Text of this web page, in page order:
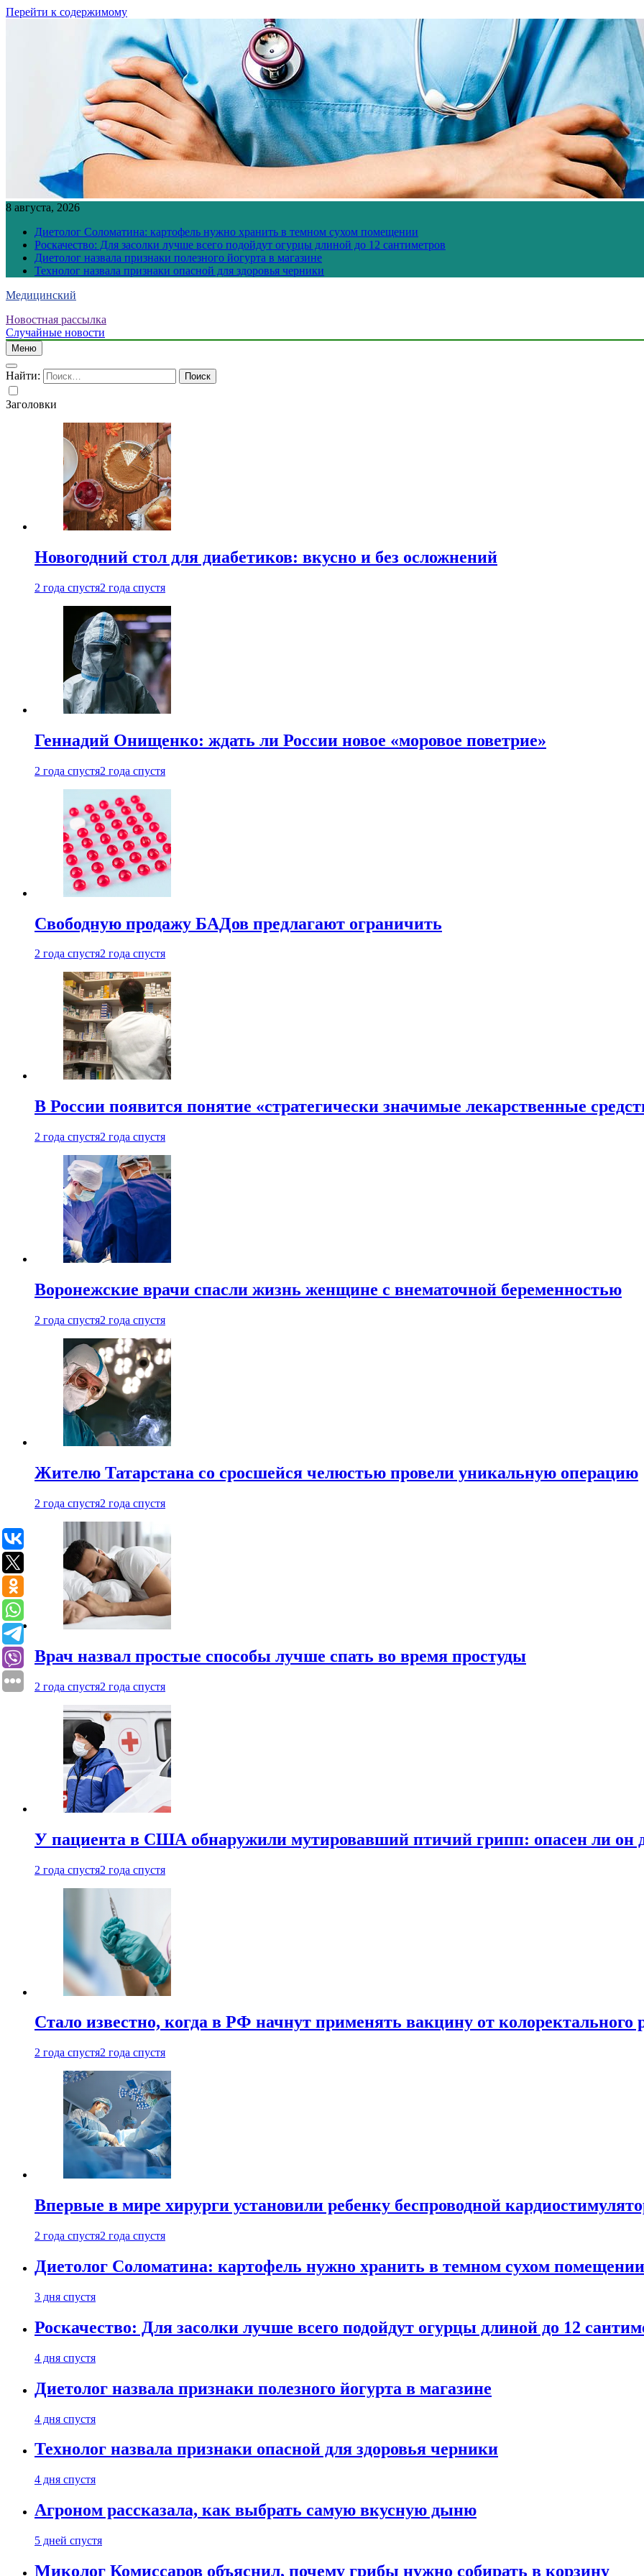
Перейти к содержимому
8 августа, 2026
Диетолог Соломатина: картофель нужно хранить в темном сухом помещении
Роскачество: Для засолки лучше всего подойдут огурцы длиной до 12 сантиметров
Диетолог назвала признаки полезного йогурта в магазине
Технолог назвала признаки опасной для здоровья черники
Медицинский
Новостная рассылка
Случайные новости
Меню
Найти:
Заголовки
Новогодний стол для диабетиков: вкусно и без осложнений
2 года спустя2 года спустя
Геннадий Онищенко: ждать ли России новое «моровое поветрие»
2 года спустя2 года спустя
Свободную продажу БАДов предлагают ограничить
2 года спустя2 года спустя
В России появится понятие «стратегически значимые лекарственные
2 года спустя2 года спустя
Воронежские врачи спасли жизнь женщине с внематочной беременностью
2 года спустя2 года спустя
Жителю Татарстана со сросшейся челюстью провели уникальную операцию
2 года спустя2 года спустя
Врач назвал простые способы лучше спать во время простуды
2 года спустя2 года спустя
У пациента в США обнаружили мутировавший птичий грипп: опасен ли он
2 года спустя2 года спустя
Стало известно, когда в РФ начнут применять вакцину от колоректального
2 года спустя2 года спустя
Впервые в мире хирурги установили ребенку беспроводной
2 года спустя2 года спустя
Диетолог Соломатина: картофель нужно хранить в темном сухом помещении
3 дня спустя
Роскачество: Для засолки лучше всего подойдут огурцы длиной до 12
4 дня спустя
Диетолог назвала признаки полезного йогурта в магазине
4 дня спустя
Технолог назвала признаки опасной для здоровья черники
4 дня спустя
Агроном рассказала, как выбрать самую вкусную дыню
5 дней спустя
Миколог Комиссаров объяснил, почему грибы нужно собирать в корзину